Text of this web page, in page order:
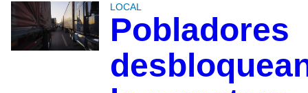
LOCAL
Pobladores